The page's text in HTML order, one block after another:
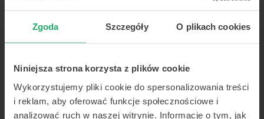
Zgoda Szczegóły O plikach cookies
Niniejsza strona korzysta z plików cookie
Wykorzystujemy pliki cookie do spersonalizowania treści
i reklam, aby oferować funkcje społecznościowe i
analizować ruch w naszej witrynie. Informacje o tym, jak
Lekarz pierwszego kontaktu w 15
minut — wideo, telefon lub czat.
Nowa recepta lub
leków bez wizyty osobiście.